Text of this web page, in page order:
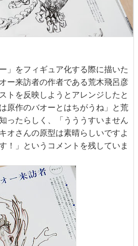
」をフィギュア化する際に描いた
ー来訪者の作者である荒木飛呂彦
トを反映しようとアレンジしたと
原作のバオーとはちがうね」と荒
ったらしく、「うううすいません
オさんの原型は素晴らしいですよ
！」というコメントを残していま